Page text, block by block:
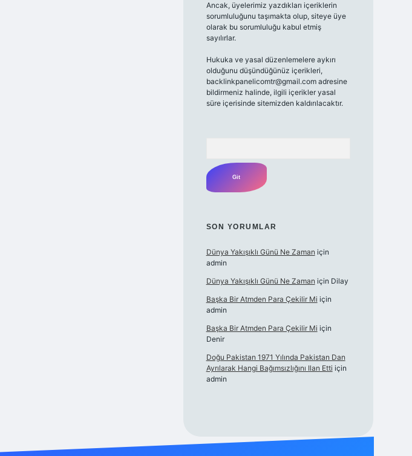
Ancak, üyelerimiz yazdıkları içeriklerin
sorumluluğunu taşımakta olup, siteye üye
olarak bu sorumluluğu kabul etmiş
sayılırlar.
Hukuka ve yasal düzenlemelere aykırı
olduğunu düşündüğünüz içerikleri,
backlinkpanelicomtr@gmail.comadresine
bildirmeniz halinde, ilgili içerikler yasal
süre içerisinde sitemizden kaldırılacaktır.
SON YORUMLAR
Dünya Yakışıklı Günü Ne Zaman için
admin
Dünya Yakışıklı Günü Ne Zaman için Dilay
Başka Bir Atmden Para Çekilir Mi için
admin
Başka Bir Atmden Para Çekilir Mi için
Denir
Doğu Pakistan 1971 Yılında Pakistan Dan
Ayrılarak Hangi Bağımsızlığını Ilan Etti için
admin